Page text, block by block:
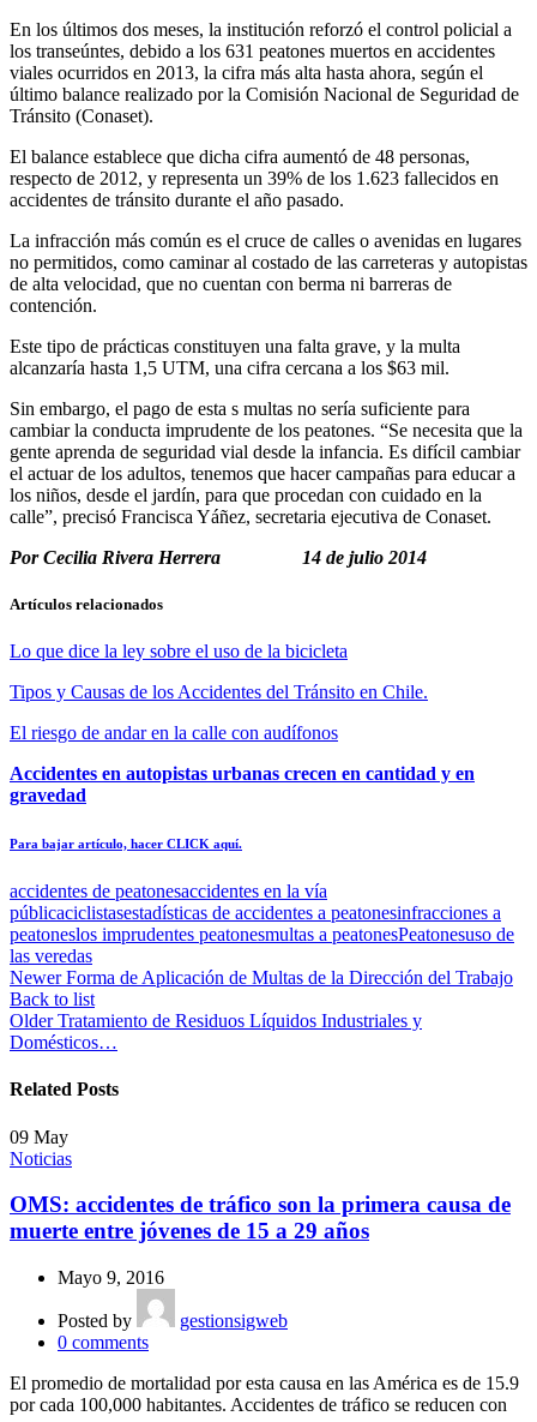
En los últimos dos meses, la institución reforzó el control policial a
los transeúntes, debido a los 631 peatones muertos en accidentes
viales ocurridos en 2013, la cifra más alta hasta ahora, según el
último balance realizado por la Comisión Nacional de Seguridad de
Tránsito (Conaset).
El balance establece que dicha cifra aumentó de 48 personas,
respecto de 2012, y representa un 39% de los 1.623 fallecidos en
accidentes de tránsito durante el año pasado.
La infracción más común es el cruce de calles o avenidas en lugares
no permitidos, como caminar al costado de las carreteras y autopistas
de alta velocidad, que no cuentan con berma ni barreras de
contención.
Este tipo de prácticas constituyen una falta grave, y la multa
alcanzaría hasta 1,5 UTM, una cifra cercana a los $63 mil.
Sin embargo, el pago de esta s multas no sería suficiente para
cambiar la conducta imprudente de los peatones. “Se necesita que la
gente aprenda de seguridad vial desde la infancia. Es difícil cambiar
el actuar de los adultos, tenemos que hacer campañas para educar a
los niños, desde el jardín, para que procedan con cuidado en la
calle”, precisó Francisca Yáñez, secretaria ejecutiva de Conaset.
Por Cecilia Rivera Herrera 14 de julio 2014
Artículos relacionados
Lo que dice la ley sobre el uso de la bicicleta
Tipos y Causas de los Accidentes del Tránsito en Chile.
El riesgo de andar en la calle con audífonos
Accidentes en autopistas urbanas crecen en cantidad y en
gravedad
Para bajar artículo, hacer CLICK aquí.
accidentes de peatonesaccidentes en la vía
públicaciclistasestadísticas de accidentes a peatonesinfracciones a
peatoneslos imprudentes peatonesmultas a peatonesPeatonesuso de
las veredas
Newer Forma de Aplicación de Multas de la Dirección del Trabajo
Back to list
Older Tratamiento de Residuos Líquidos Industriales y
Domésticos…
Related Posts
09 May
Noticias
OMS: accidentes de tráfico son la primera causa de
muerte entre jóvenes de 15 a 29 años
Mayo 9, 2016
Posted by
gestionsigweb
0 comments
El promedio de mortalidad por esta causa en las América es de 15.9
por cada 100,000 habitantes. Accidentes de tráfico se reducen con